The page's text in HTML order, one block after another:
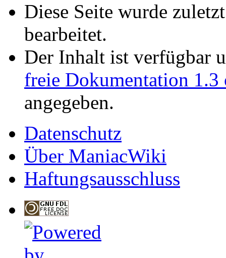
Diese Seite wurde
bearbeitet.
Der Inhalt ist verfügbar
freie Dokumentation 1.3
angegeben.
Datenschutz
Über ManiacWiki
Haftungsausschluss